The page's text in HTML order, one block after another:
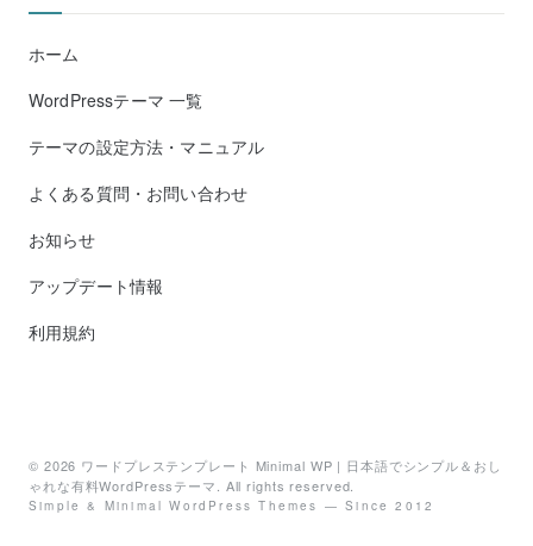
ホーム
WordPressテーマ 一覧
テーマの設定方法・マニュアル
よくある質問・お問い合わせ
お知らせ
アップデート情報
利用規約
© 2026 ワードプレステンプレート Minimal WP | 日本語でシンプル＆おし
ゃれな有料WordPressテーマ
. All rights reserved.
Simple & Minimal WordPress Themes — Since 2012